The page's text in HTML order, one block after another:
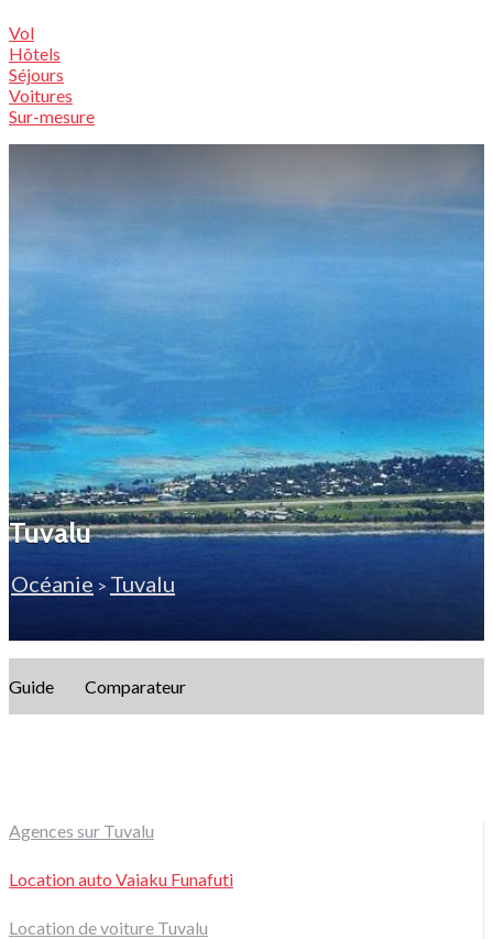
Vol
Hôtels
Séjours
Voitures
Sur-mesure
Tuvalu
Océanie > Tuvalu
Guide Comparateur
Agences sur Tuvalu
Location auto Vaiaku Funafuti
Location de voiture Tuvalu